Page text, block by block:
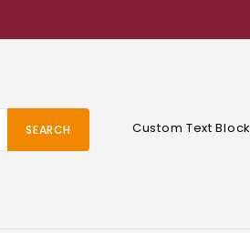
Custom Text Block
SEARCH